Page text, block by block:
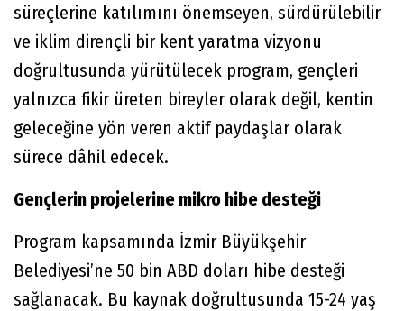
süreçlerine katılımını önemseyen, sürdürülebilir
ve iklim dirençli bir kent yaratma vizyonu
doğrultusunda yürütülecek program, gençleri
yalnızca fikir üreten bireyler olarak değil, kentin
geleceğine yön veren aktif paydaşlar olarak
sürece dâhil edecek.
Gençlerin projelerine mikro hibe desteği
Program kapsamında İzmir Büyükşehir
Belediyesi’ne 50 bin ABD doları hibe desteği
sağlanacak. Bu kaynak doğrultusunda 15-24 yaş